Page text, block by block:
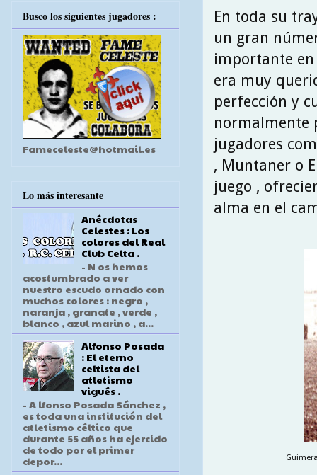
En toda su
un gran
importante en
era muy
perfección y
normalmente
jugadores
, Muntaner o
juego ,
alma en el
Busco los siguientes jugadores :
Fameceleste@hotmail.es
Lo más interesante
Anécdotas
Celestes : Los
colores del Real
Club Celta .
- N os hemos
acostumbrado a ver
nuestro escudo ornado con
muchos colores : negro ,
naranja , granate , verde ,
blanco , azul marino , a...
Alfonso Posada
: El eterno
celtista del
atletismo
vigués .
- A lfonso Posada Sánchez ,
es toda una institución del
atletismo céltico que
durante 55 años ha ejercido
de todo por el primer
depor...